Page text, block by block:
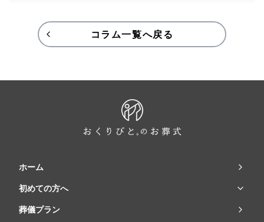
コラム一覧へ戻る
ホーム
初めての方へ
葬儀プラン